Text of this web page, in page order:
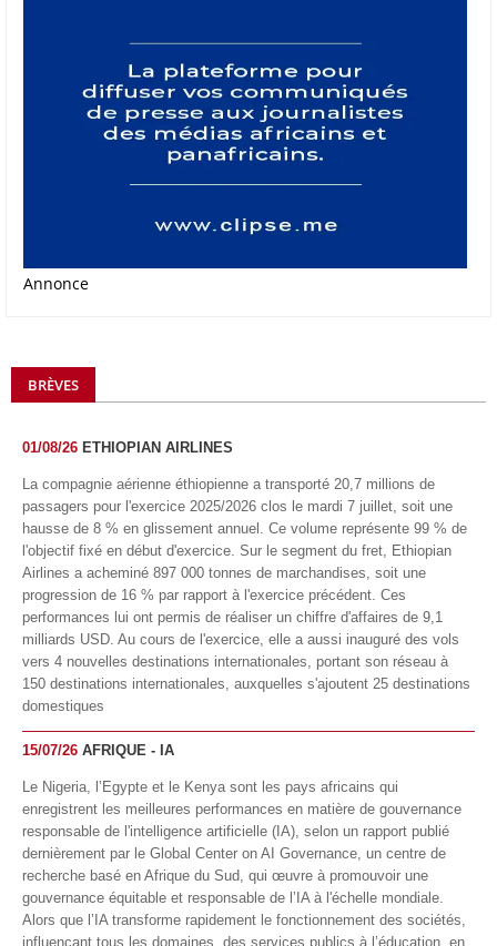
Annonce
BRÈVES
01/08/26 ETHIOPIAN AIRLINES
La compagnie aérienne éthiopienne a transporté 20,7 millions de
passagers pour l'exercice 2025/2026 clos le mardi 7 juillet, soit une
hausse de 8 % en glissement annuel. Ce volume représente 99 % de
l'objectif fixé en début d'exercice. Sur le segment du fret, Ethiopian
Airlines a acheminé 897 000 tonnes de marchandises, soit une
progression de 16 % par rapport à l'exercice précédent. Ces
performances lui ont permis de réaliser un chiffre d'affaires de 9,1
milliards USD. Au cours de l'exercice, elle a aussi inauguré des vols
vers 4 nouvelles destinations internationales, portant son réseau à
150 destinations internationales, auxquelles s'ajoutent 25 destinations
domestiques
15/07/26 AFRIQUE - IA
Le Nigeria, l’Egypte et le Kenya sont les pays africains qui
enregistrent les meilleures performances en matière de gouvernance
responsable de l'intelligence artificielle (IA), selon un rapport publié
dernièrement par le Global Center on AI Governance, un centre de
recherche basé en Afrique du Sud, qui œuvre à promouvoir une
gouvernance équitable et responsable de l’IA à l'échelle mondiale.
Alors que l’IA transforme rapidement le fonctionnement des sociétés,
influençant tous les domaines, des services publics à l’éducation, en